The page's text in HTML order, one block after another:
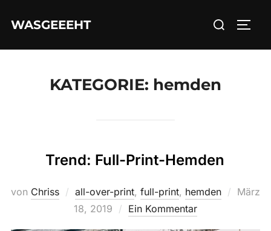
InhaltWASGEEEHT
Suchen
KATEGORIE: hemden
Trend: Full-Print-Hemden
von Chriss all-over-print, full-print, hemden
März
18, 2019
Ein Kommentar